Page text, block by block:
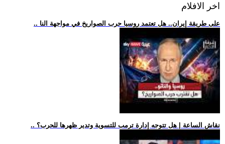
اخر الافلام
.. على طريقة إيران.. هل تعتمد روسيا حرب الصواريخ في مواجهة النا
.. نقاش الساعة | هل تتوجه إدارة ترمب للتسوية وتدير ظهرها للحرب؟